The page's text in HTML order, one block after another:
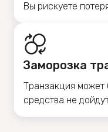
Вы рискуете
Заморозка
Транзакция может
средства не